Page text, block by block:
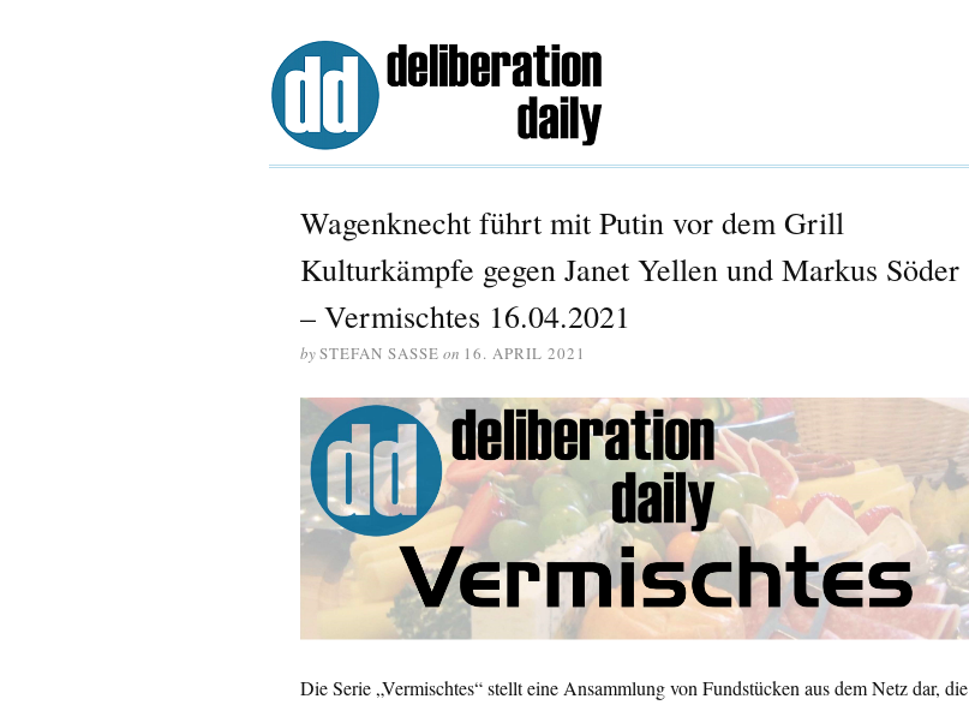
Wagenknecht führt mit Putin vor dem Grill
Kulturkämpfe gegen Janet Yellen und Markus Söder
– Vermischtes 16.04.2021
bySTEFAN SASSE on 16. APRIL 2021
Die Serie „Vermischtes“ stellt eine Ansammlung von Fundstücken aus dem Netz dar, die